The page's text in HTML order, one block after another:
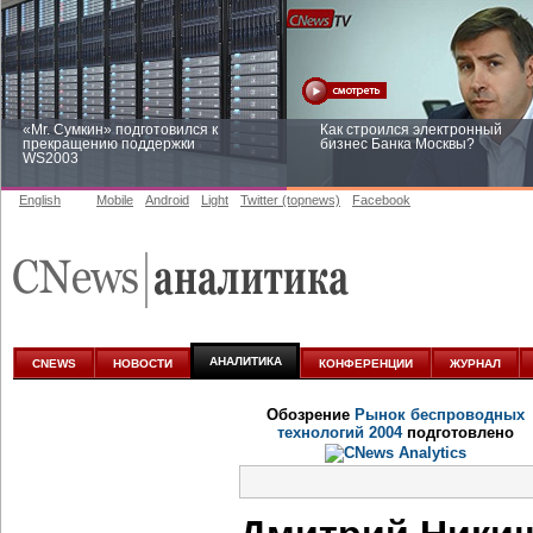
«Mr. Сумкин» подготовился к
прекращению поддержки
WS2003
Как строился электронный
бизнес Банка Москвы?
аналитике
English Mobile Android Light Twitter (topnews) Facebook
CNEWS НОВОСТИ АНАЛИТИКА КОНФЕРЕНЦИИ ЖУРНАЛ
Обозрение Рынок беспроводных
технологий 2004 подготовлено